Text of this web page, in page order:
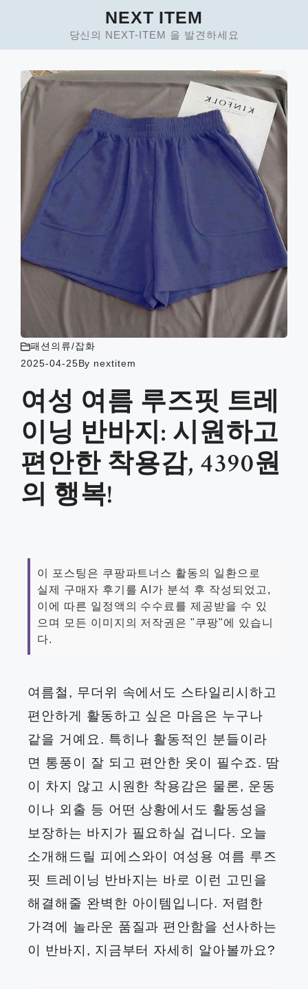
NEXT ITEM
당신의 NEXT-ITEM 을 발견하세요
패션의류/잡화
2025-04-25By nextitem
여성 여름 루즈핏 트레
이닝 반바지: 시원하고
편안한 착용감, 4390원
의 행복!
이 포스팅은 쿠팡파트너스 활동의 일환으로
실제 구매자 후기를 AI가 분석 후 작성되었고,
이에 따른 일정액의 수수료를 제공받을 수 있
으며 모든 이미지의 저작권은 "쿠팡"에 있습니
다.
여름철, 무더위 속에서도 스타일리시하고
편안하게 활동하고 싶은 마음은 누구나
같을 거예요. 특히나 활동적인 분들이라
면 통풍이 잘 되고 편안한 옷이 필수죠. 땀
이 차지 않고 시원한 착용감은 물론, 운동
이나 외출 등 어떤 상황에서도 활동성을
보장하는 바지가 필요하실 겁니다. 오늘
소개해드릴 피에스와이 여성용 여름 루즈
핏 트레이닝 반바지는 바로 이런 고민을
해결해줄 완벽한 아이템입니다. 저렴한
가격에 놀라운 품질과 편안함을 선사하는
이 반바지, 지금부터 자세히 알아볼까요?